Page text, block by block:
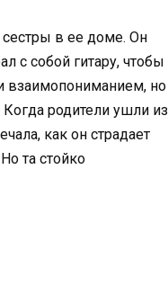
в ее доме. Он
с собой гитару, чтобы
взаимопониманием, но
родители ушли из
как он страдает
та стойко